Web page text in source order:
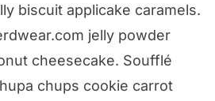
biscuit applicake caramels.
jelly powder
cheesecake. Soufflé
chups cookie carrot